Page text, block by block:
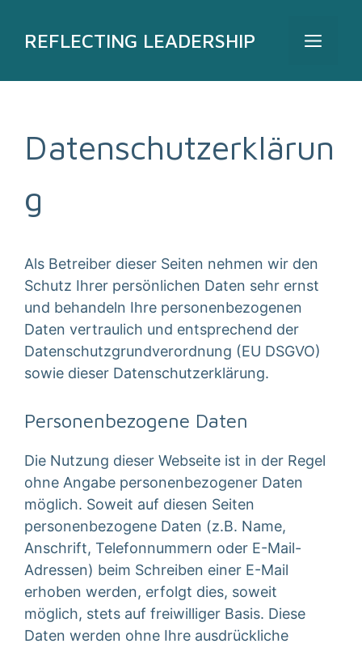
InhaltREFLECTING LEADERSHIP
Datenschutzerklärun
g
Als Betreiber dieser Seiten nehmen wir den
Schutz Ihrer persönlichen Daten sehr ernst
und behandeln Ihre personenbezogenen
Daten vertraulich und entsprechend der
Datenschutzgrundverordnung (EU DSGVO)
sowie dieser Datenschutzerklärung.
Personenbezogene Daten
Die Nutzung dieser Webseite ist in der Regel
ohne Angabe personenbezogener Daten
möglich. Soweit auf diesen Seiten
personenbezogene Daten (z.B. Name,
Anschrift, Telefonnummern oder E-Mail-
Adressen) beim Schreiben einer E-Mail
erhoben werden, erfolgt dies, soweit
möglich, stets auf freiwilliger Basis. Diese
Daten werden ohne Ihre ausdrückliche